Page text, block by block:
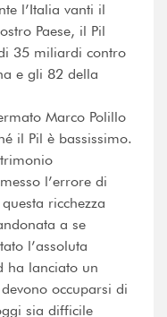
l’Italia vanti il
Paese, il Pil
35 miliardi contro
e gli 82 della
Marco Polillo
il Pil è bassissimo.
l’errore di
ricchezza
a se
l’assoluta
ha lanciato un
occuparsi di
sia difficile